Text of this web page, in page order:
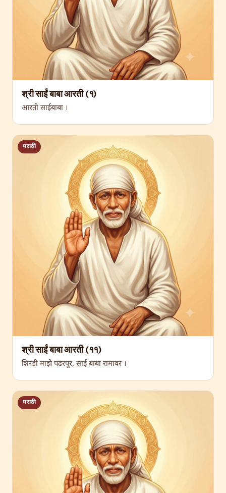
श्री साईं बाबा आरती (१)
आरती साईबाबा ।
मराठी
श्री साईं बाबा आरती (११)
शिरडी माझे पंढरपूर, साई बाबा रामावर ।
मराठी